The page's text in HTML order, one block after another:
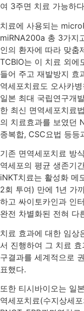
여 3주면 치료 가능하
치료에 사용되는
miRNA200a 총 3가지
인의 환자에 따라 맞춤
TCBIO는 이 치료 외에
들어 주고 재발방지 효
역세포치료도 오사카
일본 최대 국립연구개
한 최신 면역세포치료
의 치료효과를 보였던
종복합, CSC요법 등등
기존 면역세포치료 방
역세포의 평균 생존기
iNKT치료는 활성화 메
2회 투여) 만에 1년 가
하고 싸이토카인과 인
완전 차별화된 전혀 다
치료 효과에 대한 임상
서 진행하여 그 치료
구결과를 세계적으로
표했다.
또한 티시바이오는 일
역세포치료(수지상세